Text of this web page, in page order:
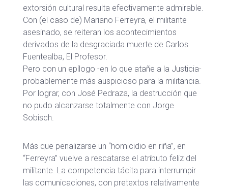
extorsión cultural resulta efectivamente admirable.
Con (el caso de) Mariano Ferreyra, el militante
asesinado, se reiteran los acontecimientos
derivados de la desgraciada muerte de Carlos
Fuentealba, El Profesor.
Pero con un epílogo -en lo que atañe a la Justicia-
probablemente más auspicioso para la militancia.
Por lograr, con José Pedraza, la destrucción que
no pudo alcanzarse totalmente con Jorge
Sobisch.
Más que penalizarse un “homicidio en riña”, en
“Ferreyra” vuelve a rescatarse el atributo feliz del
militante. La competencia tácita para interrumpir
las comunicaciones, con pretextos relativamente